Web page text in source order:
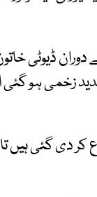
ڈیوٹی خاتون
زخمی ہو گئی
کر دی گئی ہیں